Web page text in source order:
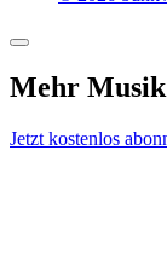
Mehr
Jetzt kostenlos